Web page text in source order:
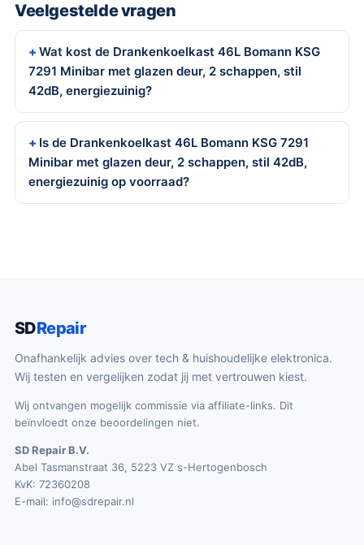
Veelgestelde vragen
Wat kost de Drankenkoelkast 46L Bomann KSG
7291 Minibar met glazen deur, 2 schappen, stil
42dB, energiezuinig?
Is de Drankenkoelkast 46L Bomann KSG 7291
Minibar met glazen deur, 2 schappen, stil 42dB,
energiezuinig op voorraad?
SDRepair
Onafhankelijk advies over tech & huishoudelijke elektronica.
Wij testen en vergelijken zodat jij met vertrouwen kiest.
Wij ontvangen mogelijk commissie via affiliate-links. Dit
beïnvloedt onze beoordelingen niet.
SD Repair B.V.
Abel Tasmanstraat 36, 5223 VZ s-Hertogenbosch
KvK: 72360208
E-mail: info@sdrepair.nl